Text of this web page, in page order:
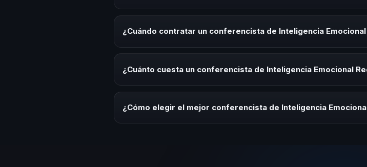
herramientas aplicables para la audiencia.
¿Cuándo contratar un conferencista de Inteligencia
¿Cuánto cuesta un conferencista de Inteligencia Emocional
¿Cómo elegir el mejor conferencista de Inteligencia